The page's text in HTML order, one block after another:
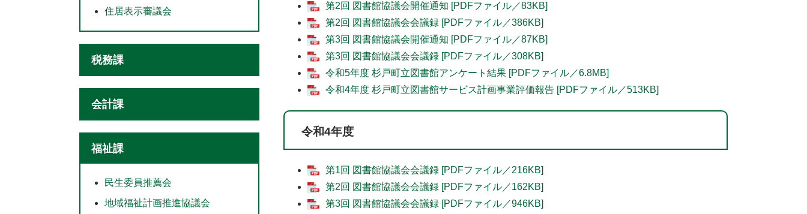
第2回 図書館協議会開催通知 [PDFファイル／83KB]
第2回 図書館協議会会議録 [PDFファイル／386KB]
第3回 図書館協議会開催通知 [PDFファイル／87KB]
第3回 図書館協議会会議録 [PDFファイル／308KB]
令和5年度 杉戸町立図書館アンケート結果 [PDFファイル／6.8MB]
令和4年度 杉戸町立図書館サービス計画事業評価報告 [PDFファイル／513KB]
令和4年度
第1回 図書館協議会会議録 [PDFファイル／216KB]
第2回 図書館協議会会議録 [PDFファイル／162KB]
第3回 図書館協議会会議録 [PDFファイル／946KB]
住居表示審議会
税務課
会計課
福祉課
民生委員推薦会
地域福祉計画推進協議会